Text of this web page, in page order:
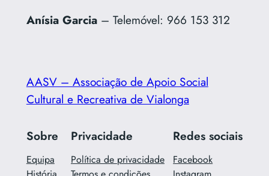
Anísia Garcia– Telemóvel: 966 153 312
AASV – Associação de Apoio Social
Cultural e Recreativa de Vialonga
Sobre
Equipa
Privacidade
Política de privacidade
Redes sociais
Facebook